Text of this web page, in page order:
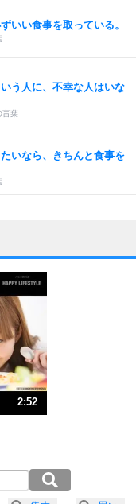
いい食事を取っている。
う人に、不幸な人はいな
言葉
いなら、きちんと食事を
ない。
方法
因は、行動しないから。
。
優しさで表現する。
2:52